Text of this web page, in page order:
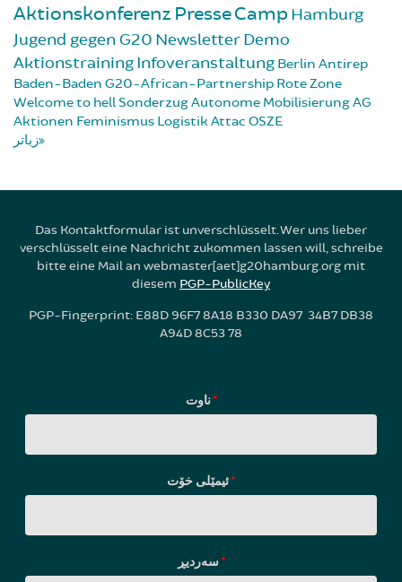
Aktionskonferenz PresseCampHamburg
Jugend gegen G20 NewsletterDemo
AktionstrainingInfoveranstaltung Berlin Antirep
Baden-Baden G20-African-Partnership Rote Zone
Welcome to hellSonderzugAutonome MobilisierungAG
Aktionen Feminismus Logistik Attac OSZE
زیاتر
Das Kontaktformular ist unverschlüsselt. Wer uns lieber
verschlüsselt eine Nachricht zukommen lassen will, schreibe
bitte eine Mail an webmaster[aet]g20hamburg.org mit
diesem PGP-PublicKey
PGP-Fingerprint: E88D 96F7 8A18 B330 DA97 34B7 DB38
A94D 8C53 78
ناوت*
*
سه‌ردیڕ*